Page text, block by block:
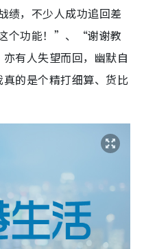
绩，不少人成功追回差
个功能！”、“谢谢教
有人失望而回，幽默自
的是个精打细算、货比